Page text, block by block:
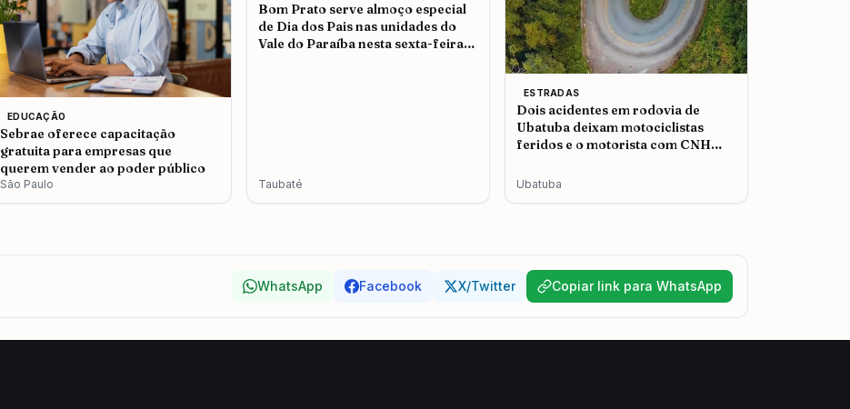
EDUCAÇÃO
Sebrae oferece capacitação
gratuita para empresas que
querem vender ao poder público
São Paulo
Bom Prato serve almoço especial
de Dia dos Pais nas unidades do
Vale do Paraíba nesta sexta-feira
Taubaté
ESTRADAS
Dois acidentes em rodovia de
Ubatuba deixam motociclistas
feridos e o motorista com CNH
Ubatuba
WhatsApp Facebook X/Twitter Copiar link para WhatsApp